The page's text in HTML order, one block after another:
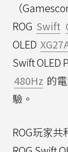
（
ROG Swift
OLED
Swift OLED
480Hz 的
驗。
ROG玩家